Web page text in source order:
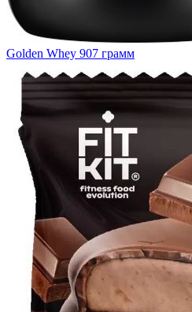
Golden Whey 907 грамм